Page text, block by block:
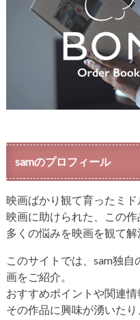
samのプロフィール
映画ばかり観て育ったミド
映画に助けられた、この
多くの悩みを映画を観て解
このサイトでは、sam独
画をご紹介。
おすすめポイントや関連
その作品に興味が湧いた